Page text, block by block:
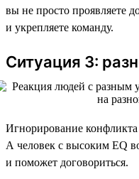
вы не просто проявляете
и укрепляете команду.
Ситуация 3:
Игнорирование
А человек с высоким EQ
и поможет договориться.